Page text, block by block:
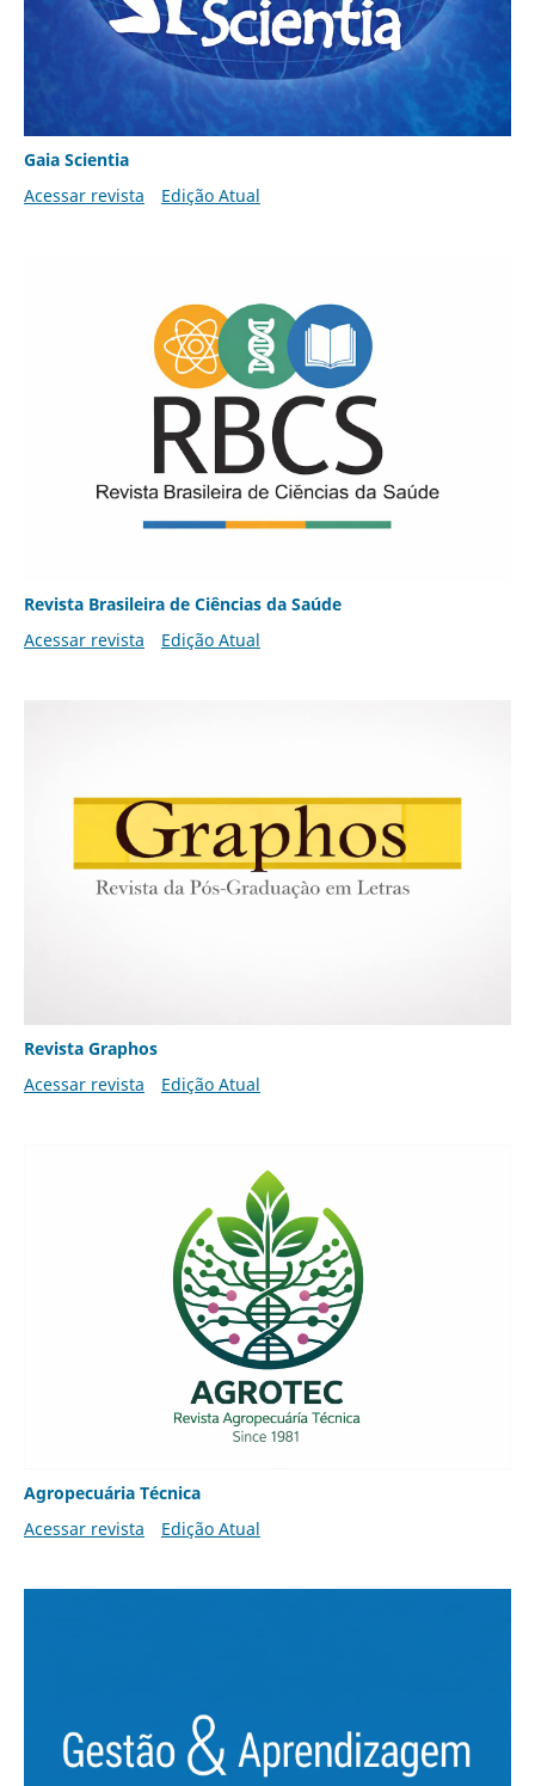
Gaia Scientia
Acessar revista
Edição Atual
Revista Brasileira de Ciências da Saúde
Acessar revista
Edição Atual
Revista Graphos
Acessar revista
Edição Atual
Agropecuária Técnica
Acessar revista
Edição Atual